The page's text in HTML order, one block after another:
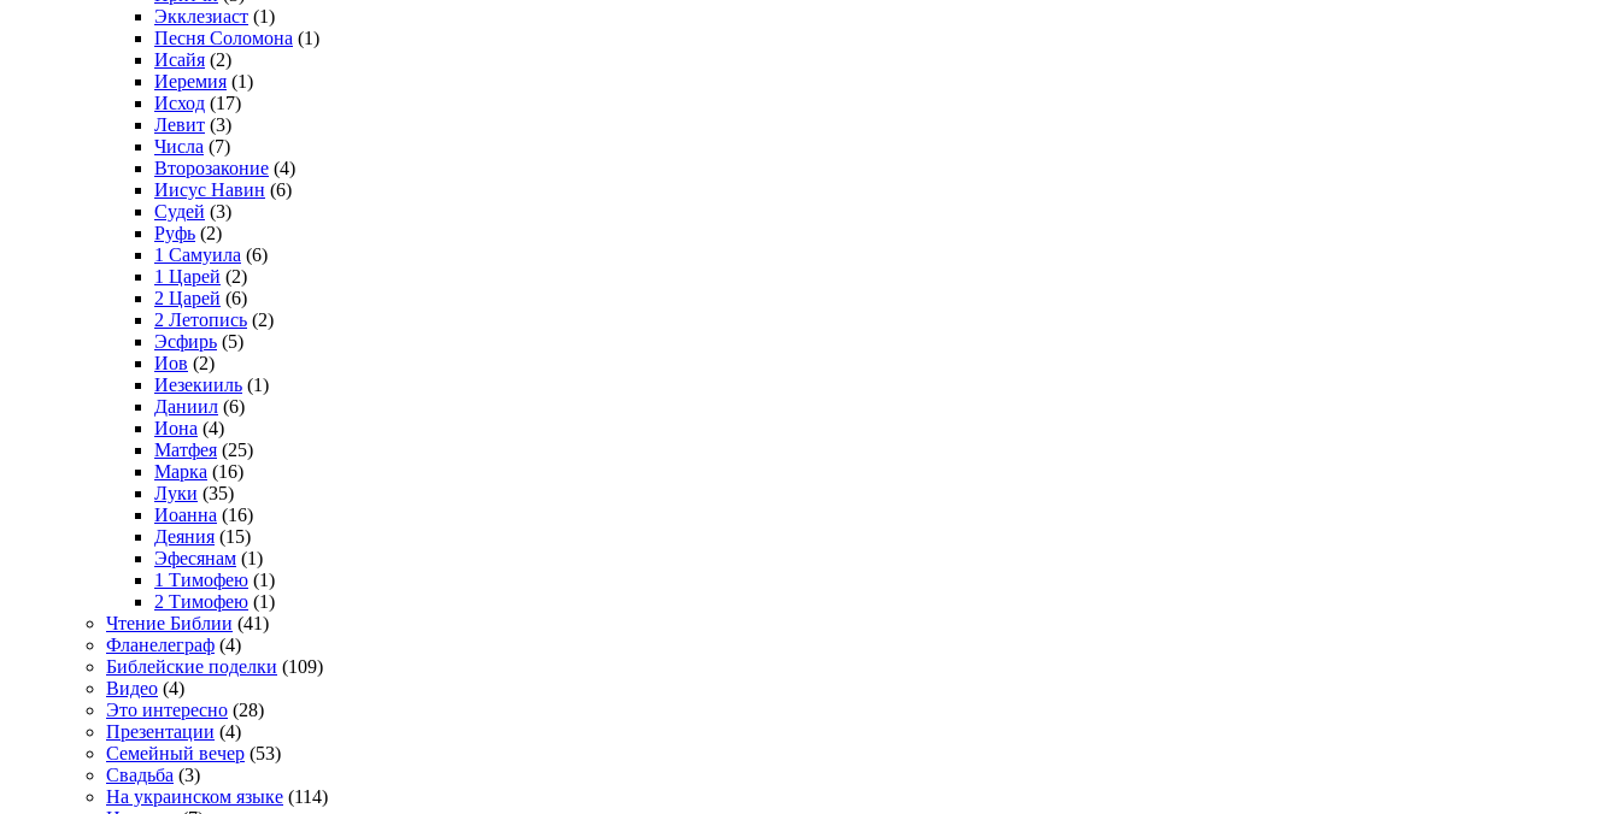
Экклезиаст (1)
Песня Соломона (1)
Исайя (2)
Иеремия (1)
Исход (17)
Левит (3)
Числа (7)
Второзаконие (4)
Иисус Навин (6)
Судей (3)
Руфь (2)
1 Самуила (6)
1 Царей (2)
2 Царей (6)
2 Летопись (2)
Эсфирь (5)
Иов (2)
Иезекииль (1)
Даниил (6)
Иона (4)
Матфея (25)
Марка (16)
Луки (35)
Иоанна (16)
Деяния (15)
Эфесянам (1)
1 Тимофею (1)
2 Тимофею (1)
Чтение Библии (41)
Фланелеграф (4)
Библейские поделки (109)
Видео (4)
Это интересно (28)
Презентации (4)
Семейный вечер (53)
Свадьба (3)
На украинском языке (114)